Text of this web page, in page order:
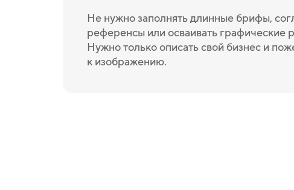
Не нужно заполнять длинные брифы,
референсы или осваивать графические
Нужно только описать свой бизнес и
к изображению.